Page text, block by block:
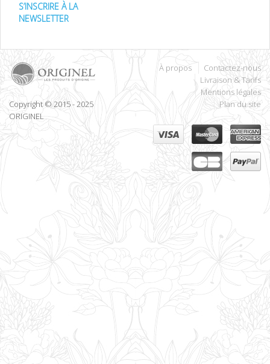
S’INSCRIRE À LA
NEWSLETTER
Copyright © 2015 - 2025
ORIGINEL
À propos
Contactez-nous
Livraison & Tarifs
Mentions légales
Plan du site